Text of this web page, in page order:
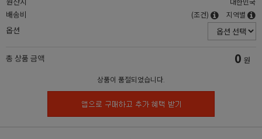
배송비 (조건) 지역별
옵션
총 상품 금액 0 원
상품이 품절되었습니다.